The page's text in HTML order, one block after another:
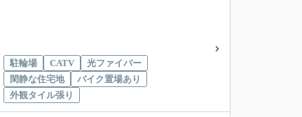
駐輪場 CATV
光ファイバー
閑静な住宅地
バイク置場あり
外観タイル張り